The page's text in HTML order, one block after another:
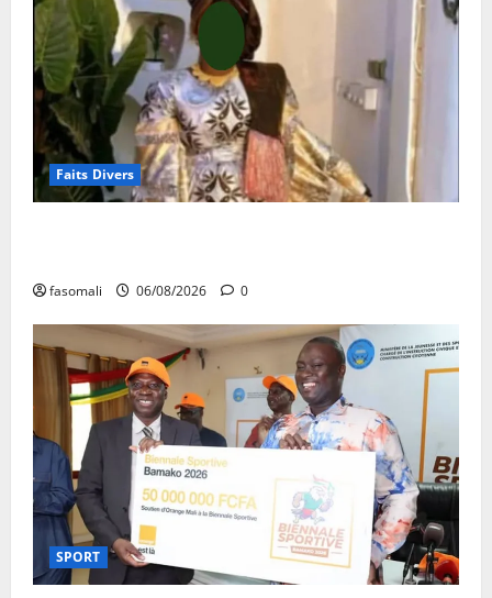
Faits Divers
fasomali 06/08/2026 0
SPORT